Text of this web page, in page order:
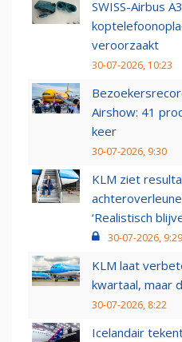
SWISS-Airbus
veroorzaakt
30-07-2026, 10:23
Airshow: 41
keer
30-07-2026, 9:30
KLM ziet
‘Realistisch
30-07-2026, 9:29
KLM laat
kwartaal, maar
30-07-2026, 8:22
Icelandair